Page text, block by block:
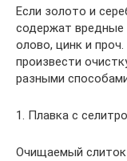
Если золото и
содержат вредные
олово, цинк и
произвести
разными
1. Плавка с
Очищаемый слиток